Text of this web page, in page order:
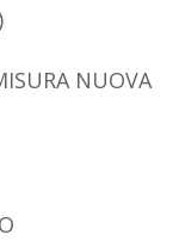
NUOVA